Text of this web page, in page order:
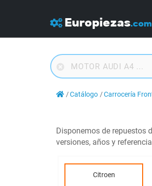
Europiezas.com
Catálogo Carrocería
Disponemos de repuestos
versiones, años y
Citroen